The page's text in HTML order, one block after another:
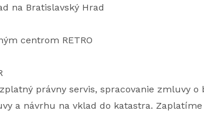
na Bratislavský Hrad
centrom RETRO
právny servis, spracovanie zmluvy
a návrhu na vklad do katastra. Zaplatíme